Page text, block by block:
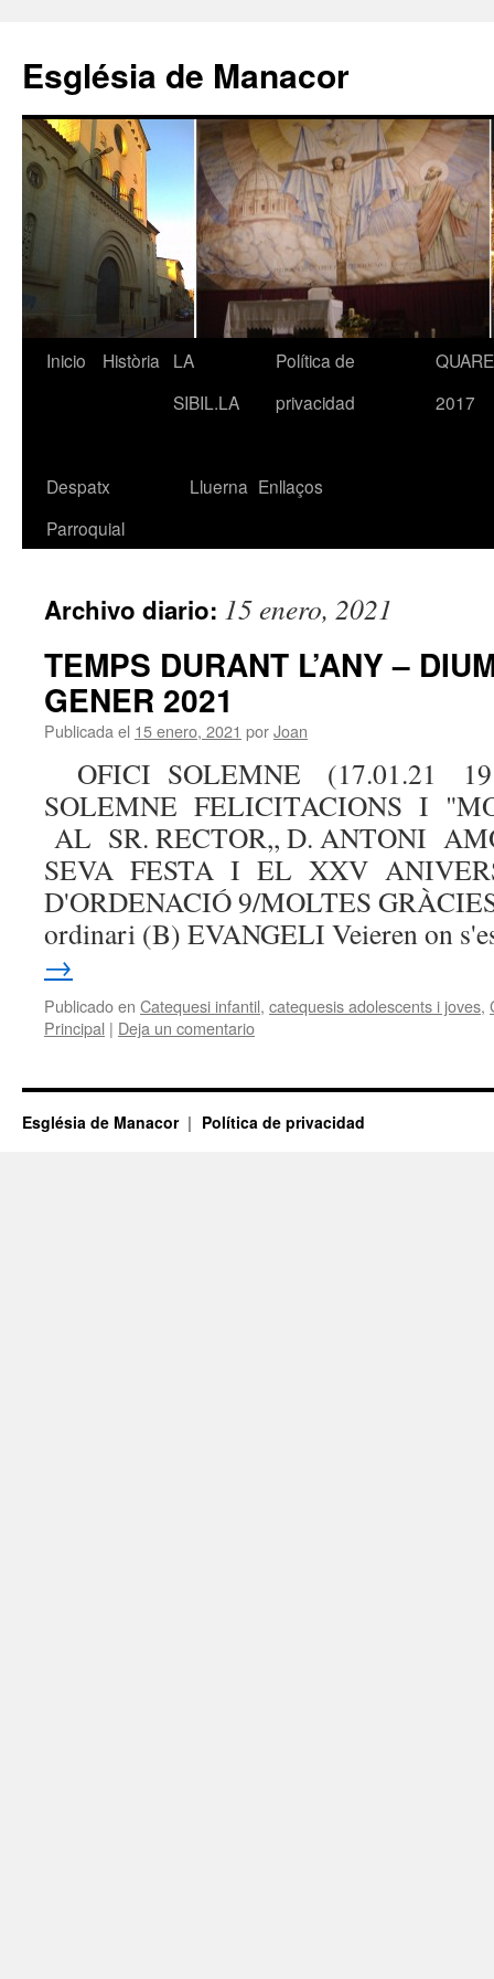
contenido
Església de Manacor
Inicio Història
LA
SIBIL.LA
Política de
privacidad
2017
Despatx
Parroquial
Lluerna Enllaços
Archivo diario: 15 enero, 2021
TEMPS DURANT L’ANY –
GENER 2021
Publicada el 15 enero, 2021 porJoan
OFICI SOLEMNE (17.01.21 19
SOLEMNE FELICITACIONS I
AL SR. RECTOR,, D. ANTONI
SEVA FESTA I EL XXV
D'ORDENACIÓ 9/MOLTES
ordinari (B) EVANGELI Veieren on
→
Publicado en Catequesi infantil, catequesis adolescents i joves,
Principal | Deja un comentario
Església de Manacor Política de privacidad